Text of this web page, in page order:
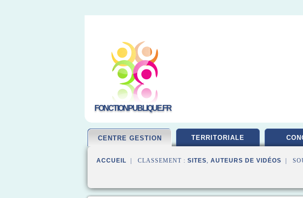
FONCTIONPUBLIQUE.FR
CENTRE GESTION TERRITORIALE
ACCUEIL | CLASSEMENT : SITES, AUTEURS DE VIDÉOS |